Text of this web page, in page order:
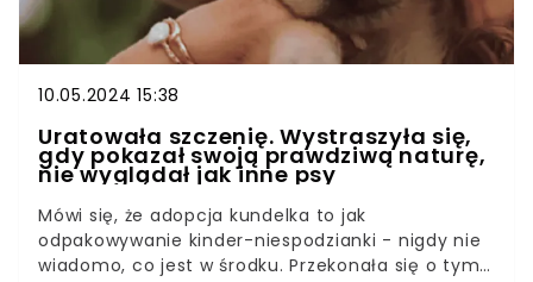
10.05.2024 15:38
Uratowała szczenię. Wystraszyła się,
gdy pokazał swoją prawdziwą naturę,
nie wyglądał jak inne psy
Mówi się, że adopcja kundelka to jak
odpakowywanie kinder-niespodzianki - nigdy nie
wiadomo, co jest w środku. Przekonała się o tym